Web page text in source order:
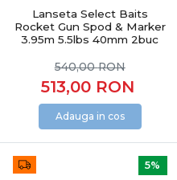
Lanseta Select Baits
Rocket Gun Spod & Marker
3.95m 5.5lbs 40mm 2buc
513,00 RON
540,00RON
Adauga in cos
5%